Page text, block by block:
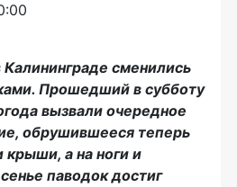
сменились
Прошедший в субботу
вызвали очередное
обрушившееся теперь
крыши, а на ноги и
паводок достиг